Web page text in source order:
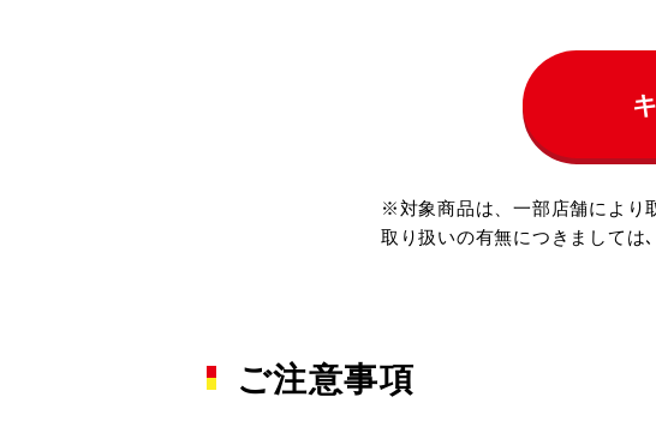
※対象商品は、一部店舗により
取り扱いの有無につきましては
ご注意事項